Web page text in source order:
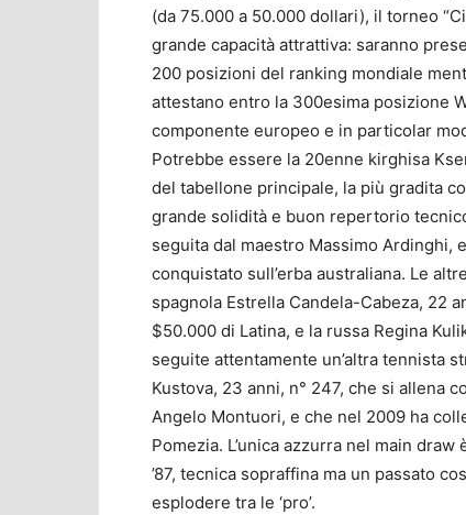
(da 75.000 a 50.000 dollari), il torneo
grande capacità attrattiva: saranno
200 posizioni del ranking mondiale
attestano entro la 300esima posizione
componente europeo e in particolar
Potrebbe essere la 20enne kirghisa
del tabellone principale, la più gradita
grande solidità e buon repertorio
seguita dal maestro Massimo Ardinghi,
conquistato sull’erba australiana. Le
spagnola Estrella Candela-Cabeza, 22
$50.000 di Latina, e la russa Regina
seguite attentamente un’altra tennista
Kustova, 23 anni, n° 247, che si allena
Angelo Montuori, e che nel 2009 ha
Pomezia. L’unica azzurra nel main
’87, tecnica sopraffina ma un passato
esplodere tra le ‘pro’.